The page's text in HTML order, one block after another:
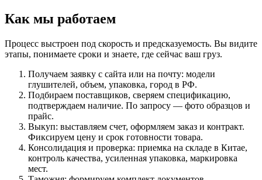
Как мы работаем
Процесс выстроен под скорость и предсказуемость. Вы видите
этапы, понимаете сроки и знаете, где сейчас ваш груз.
Получаем заявку с сайта или на почту: модели
глушителей, объем, упаковка, город в РФ.
Подбираем поставщиков, сверяем спецификацию,
подтверждаем наличие. По запросу — фото образцов и
прайс.
Выкуп: выставляем счет, оформляем заказ и контракт.
Фиксируем цену и срок готовности товара.
Консолидация и проверка: приемка на складе в Китае,
контроль качества, усиленная упаковка, маркировка
мест.